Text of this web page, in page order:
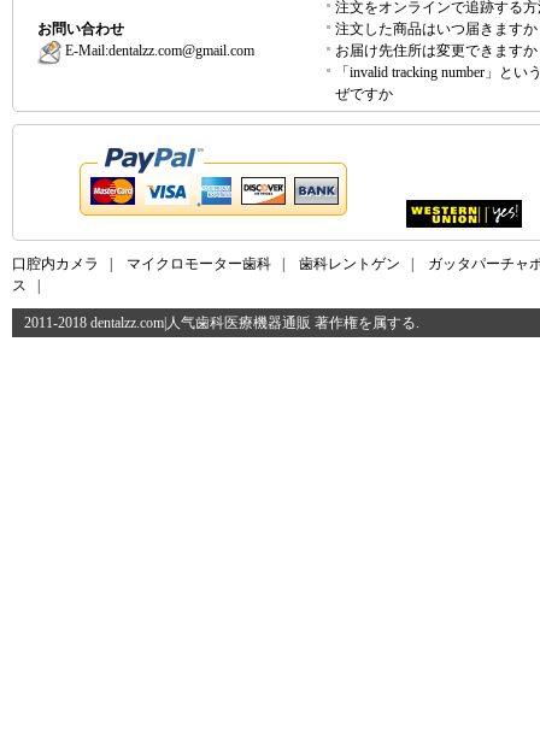
お問い合わせ
E-Mail:dentalzz.com@gmail.com
注文をオンラインで追跡する
注文した商品はいつ届きますか
お届け先住所は変更できますか
「invalid tracking number」とい
ぜですか
口腔内カメラ マイクロモーター歯科 歯科レントゲン
ガッタパーチャ
ス
2011-2018 dentalzz.com|人气歯科医療機器通販 著作権を属する.